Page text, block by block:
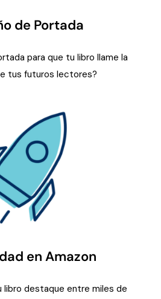
de Portada
para que tu libro llame la
tus futuros lectores?
en Amazon
libro destaque entre miles de